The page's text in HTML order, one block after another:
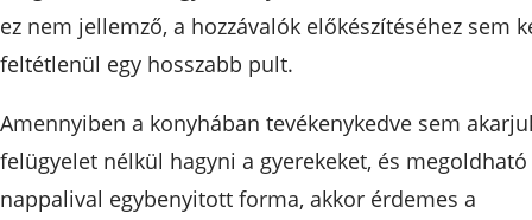
ez nem jellemző, a hozzávalók előkészítéséhez sem
feltétlenül egy hosszabb pult.
Amennyiben a konyhában tevékenykedve sem
felügyelet nélkül hagyni a gyerekeket, és megoldható
nappalival egybenyitott forma, akkor érdemes a